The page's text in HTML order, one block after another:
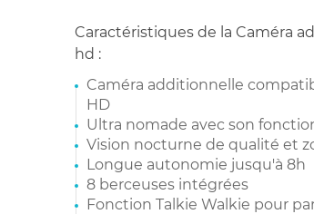
Caractéristiques de la Caméra
hd :
Caméra additionnelle
HD
Ultra nomade avec son
Vision nocturne de qualité et
Longue autonomie jusqu'à 8h
8 berceuses intégrées
Fonction Talkie Walkie pour